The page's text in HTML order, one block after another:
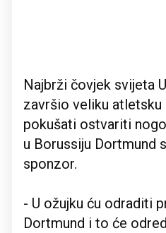
Najbrži čovjek svijeta
završio veliku atletsku
pokušati ostvariti
u Borussiju Dortmund
sponzor.
- U ožujku ću odraditi
Dortmund i to će